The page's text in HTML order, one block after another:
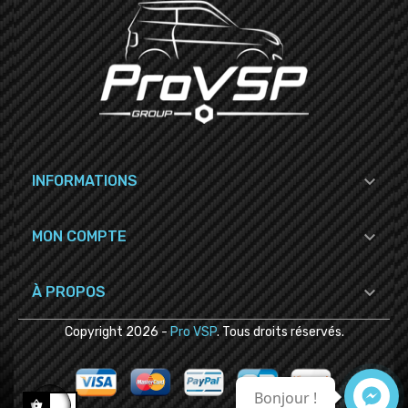
INFORMATIONS 
MON COMPTE 
À PROPOS 
Copyright2026-Pro VSP. Tous droits réservés.
Bonjour !